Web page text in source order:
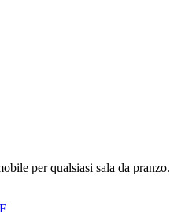
per qualsiasi sala da pranzo.